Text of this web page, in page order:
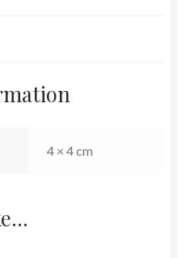
4 × 4 cm